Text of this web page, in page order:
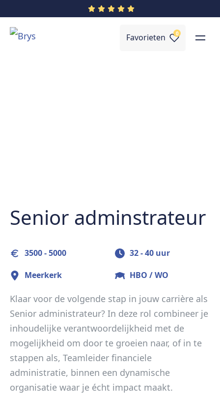
Favorieten 0
Senior adminstrateur
3500 - 5000 32 -40 uur
Meerkerk HBO / WO
Klaar voor de volgende stap in jouw carrière als
Senior administrateur? In deze rol combineer je
inhoudelijke verantwoordelijkheid met de
mogelijkheid om door te groeien naar, of in te
stappen als, Teamleider financiele
administratie, binnen een dynamische
organisatie waar je écht impact maakt.